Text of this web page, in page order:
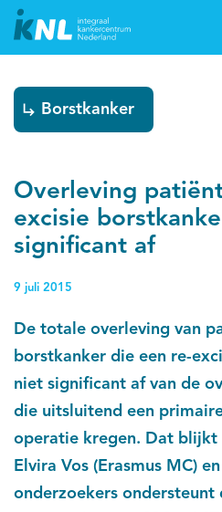
Overleving
excisie
significant af
9 juli 2015
De totale overleving van
borstkanker die een re-
niet significant af van de
die uitsluitend een
operatie kregen. Dat blijkt
Elvira Vos (Erasmus MC)
onderzoekers ondersteunt
Borstkanker